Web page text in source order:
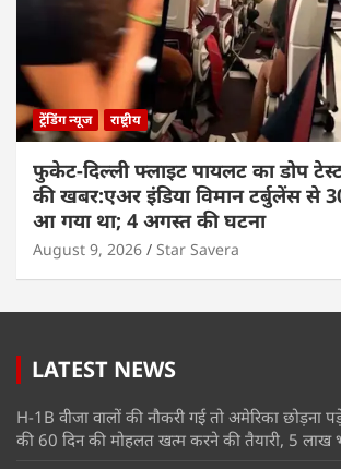
ट्रेंडिंग न्यूज राष्ट्रीय
फुकेट-दिल्ली फ्लाइट पायलट का डोप
की खबर:एअर इंडिया विमान टर्बुलेंस से
आ गया था; 4 अगस्त की घटना
August 9, 2026 Star Savera
LATEST NEWS
H-1B वीजा वालों की नौकरी गई तो अमेरिका छोड़ना
की 60 दिन की मोहलत खत्म करने की तैयारी, 5 लाख